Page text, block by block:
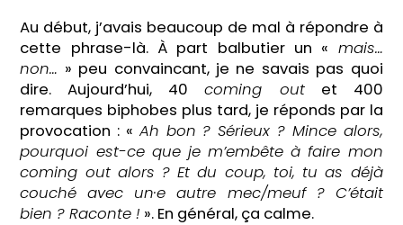
Au début, j’avais beaucoup de mal à répondre à
cette phrase-là. À part balbutier un « mais…
non… » peu convaincant, je ne savais pas quoi
dire. Aujourd’hui, 40coming outet 400
remarques biphobes plus tard, je réponds par la
provocation : « Ah bon ? Sérieux ? Mince alors,
pourquoi est-ce que je m’embête à faire mon
coming out alors ? Et du coup, toi, tu as déjà
couché avec un·e autre mec/meuf ? C’était
bien ? Raconte ! ». En général, ça calme.